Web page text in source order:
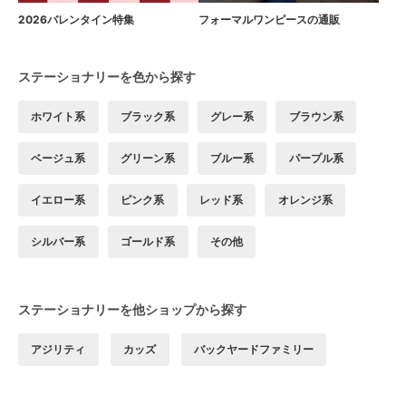
2026バレンタイン特集 フォーマルワンピースの通販
ステーショナリーを色から探す
ホワイト系 ブラック系 グレー系 ブラウン系
ベージュ系 グリーン系 ブルー系 パープル系
イエロー系 ピンク系 レッド系 オレンジ系
シルバー系 ゴールド系 その他
ステーショナリーを他ショップから探す
アジリティ カッズ バックヤードファミリー